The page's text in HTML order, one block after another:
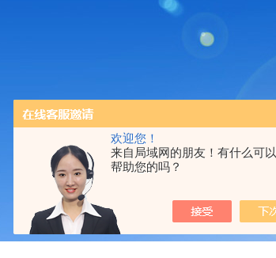
欢迎您！
来自局域网的朋友！有什么可以
帮助您的吗？